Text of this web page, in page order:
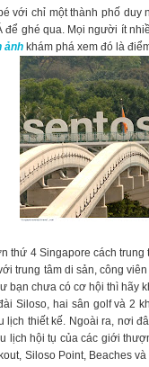
với chỉ một thành phố duy
ghé qua. Mọi người ít
ảnh khám phá xem đó là
thứ 4 Singapore cách
trung tâm di sản, công
bạn chưa có cơ hội thì hãy
Siloso, hai sân golf và 2
thiết kế. Ngoài ra, nơi
lịch hội tụ của các giới
Siloso Point, Beaches